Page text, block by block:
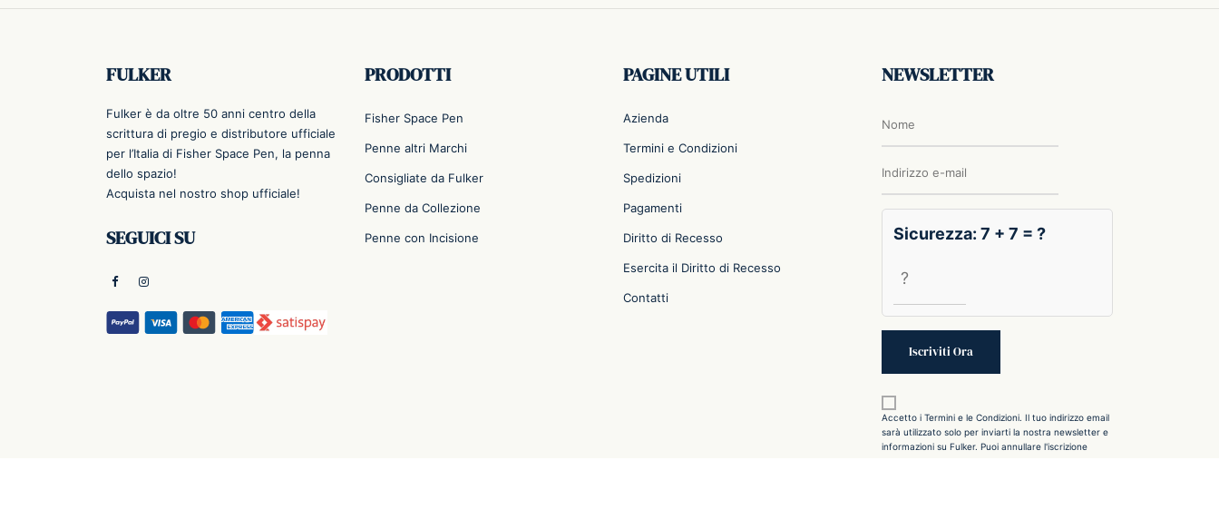
FULKER
Fulker è da oltre 50 anni centro della
scrittura di pregio e distributore ufficiale
per l’Italia di Fisher Space Pen, la penna
dello spazio!
Acquista nel nostro shop ufficiale!
SEGUICI SU
PRODOTTI
Fisher Space Pen
Penne altri Marchi
Consigliate da Fulker
Penne da Collezione
Penne con Incisione
PAGINE UTILI
Azienda
Termini e Condizioni
Spedizioni
Pagamenti
Diritto di Recesso
Esercita il Diritto di Recesso
Contatti
NEWSLETTER
Sicurezza: 7 + 7 = ?
Accetto i Termini e le Condizioni. Il tuo indirizzo email
sarà utilizzato solo per inviarti la nostra newsletter e
informazioni su Fulker. Puoi annullare l'iscrizione